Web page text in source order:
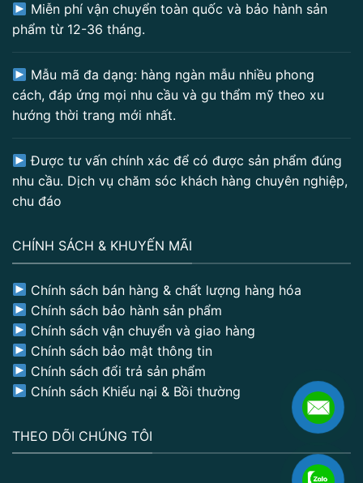
Miễn phí vận chuyển toàn quốc và bảo hành sản
phẩm từ 12-36 tháng.
Mẫu mã đa dạng: hàng ngàn mẫu nhiều phong
cách, đáp ứng mọi nhu cầu và gu thẩm mỹ theo xu
hướng thời trang mới nhất.
Được tư vấn chính xác để có được sản phẩm đúng
nhu cầu. Dịch vụ chăm sóc khách hàng chuyên nghiệp,
chu đáo
CHÍNH SÁCH & KHUYẾN MÃI
Chính sách bán hàng & chất lượng hàng hóa
Chính sách bảo hành sản phẩm
Chính sách vận chuyển và giao hàng
Chính sách bảo mật thông tin
Chính sách đổi trả sản phẩm
Chính sách Khiếu nại & Bồi thường
THEO DÕI CHÚNG TÔI